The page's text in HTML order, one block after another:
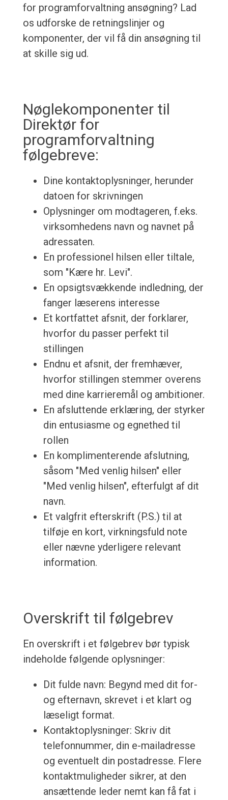
for programforvaltning ansøgning? Lad
os udforske de retningslinjer og
komponenter, der vil få din ansøgning til
at skille sig ud.
Nøglekomponenter til
Direktør for
programforvaltning
følgebreve:
Dine kontaktoplysninger, herunder
datoen for skrivningen
Oplysninger om modtageren, f.eks.
virksomhedens navn og navnet på
adressaten.
En professionel hilsen eller tiltale,
som "Kære hr. Levi".
En opsigtsvækkende indledning, der
fanger læserens interesse
Et kortfattet afsnit, der forklarer,
hvorfor du passer perfekt til
stillingen
Endnu et afsnit, der fremhæver,
hvorfor stillingen stemmer overens
med dine karrieremål og ambitioner.
En afsluttende erklæring, der styrker
din entusiasme og egnethed til
rollen
En komplimenterende afslutning,
såsom "Med venlig hilsen" eller
"Med venlig hilsen", efterfulgt af dit
navn.
Et valgfrit efterskrift (P.S.) til at
tilføje en kort, virkningsfuld note
eller nævne yderligere relevant
information.
Overskrift til følgebrev
En overskrift i et følgebrev bør typisk
indeholde følgende oplysninger:
Dit fulde navn: Begynd med dit for-
og efternavn, skrevet i et klart og
læseligt format.
Kontaktoplysninger: Skriv dit
telefonnummer, din e-mailadresse
og eventuelt din postadresse. Flere
kontaktmuligheder sikrer, at den
ansættende leder nemt kan få fat i